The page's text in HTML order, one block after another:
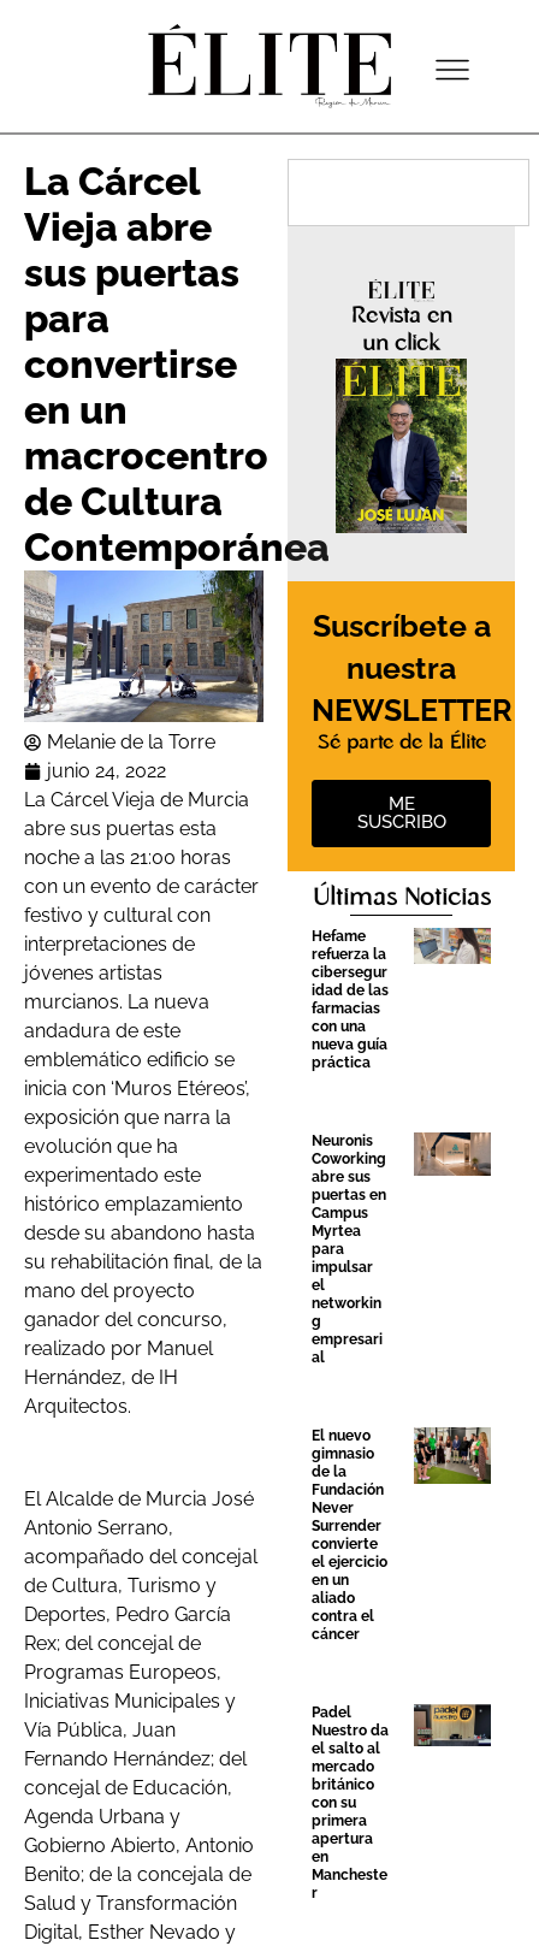
La Cárcel
Vieja abre
sus puertas
para
convertirse
en un
macrocentro
de Cultura
Contemporánea
Melanie de la Torre
junio 24, 2022
La Cárcel Vieja de Murcia
abre sus puertas esta
noche a las 21:00 horas
con un evento de carácter
festivo y cultural con
interpretaciones de
jóvenes artistas
murcianos. La nueva
andadura de este
emblemático edificio se
inicia con ‘Muros Etéreos’,
exposición que narra la
evolución que ha
experimentado este
histórico emplazamiento
desde su abandono hasta
su rehabilitación final, de la
mano del proyecto
ganador del concurso,
realizado por Manuel
Hernández, de IH
Arquitectos.
El Alcalde de Murcia José
Antonio Serrano,
acompañado del concejal
de Cultura, Turismo y
Deportes, Pedro García
Rex; del concejal de
Programas Europeos,
Iniciativas Municipales y
Vía Pública, Juan
Fernando Hernández; del
concejal de Educación,
Agenda Urbana y
Gobierno Abierto, Antonio
Benito; de la concejala de
Salud y Transformación
Digital, Esther Nevado y
Revista en
un click
Suscríbete a
nuestra
NEWSLETTER
Sé parte de la Élite
ME
SUSCRIBO
Últimas Noticias
Hefame
refuerza la
cibersegur
idad de las
farmacias
con una
nueva guía
práctica
Neuronis
Coworking
abre sus
puertas en
Campus
Myrtea
para
impulsar
el
networkin
g
empresari
al
El nuevo
gimnasio
de la
Fundación
Never
Surrender
convierte
el ejercicio
en un
aliado
contra el
cáncer
Padel
Nuestro da
el salto al
mercado
británico
con su
primera
apertura
en
Mancheste
r